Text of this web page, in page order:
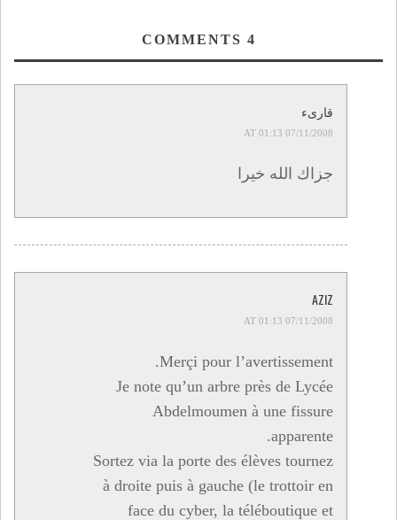
4
قارىء
07/11/2008 AT 01:13
جزاك الله خيرا
AZIZ
07/11/2008 AT 01:13
Merçi pour l’avertissement.
Je note qu’un arbre près de Lycée
Abdelmoumen à une fissure
apparente.
Sortez via la porte des élèves tournez
à droite puis à gauche (le trottoir en
face du cyber, la téléboutique et